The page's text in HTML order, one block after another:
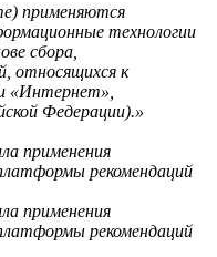
применяются
технологии
сбора,
относящихся к
«Интернет»,
Федерации).»
применения
рекомендаций
применения
рекомендаций